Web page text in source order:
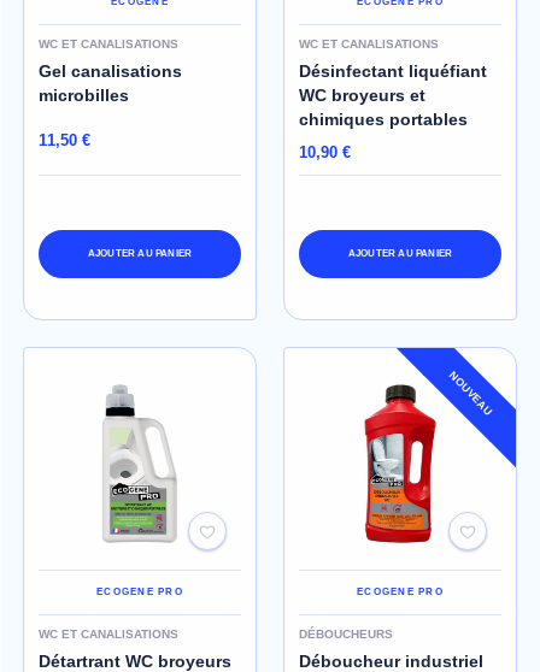
WC ET CANALISATIONS
Gel canalisations
microbilles
11,50 €
AJOUTER AU PANIER
WC ET CANALISATIONS
Désinfectant liquéfiant
WC broyeurs et
chimiques portables
10,90 €
AJOUTER AU PANIER
ECOGENE PRO
WC ET CANALISATIONS
Détartrant WC broyeurs
NOUVEAU
ECOGENE PRO
DÉBOUCHEURS
Déboucheur industriel